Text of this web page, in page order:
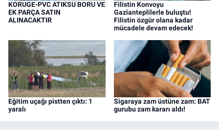
KORUGE-PVC ATIKSU BORU VE
EK PARÇA SATIN
ALINACAKTIR
Filistin Konvoyu
Gazianteplilerle buluştu!
Filistin özgür olana kadar
mücadele devam edecek!
Eğitim uçağı pistten çıktı: 1
yaralı
Sigaraya zam üstüne zam: BAT
gurubu zam kararı aldı!